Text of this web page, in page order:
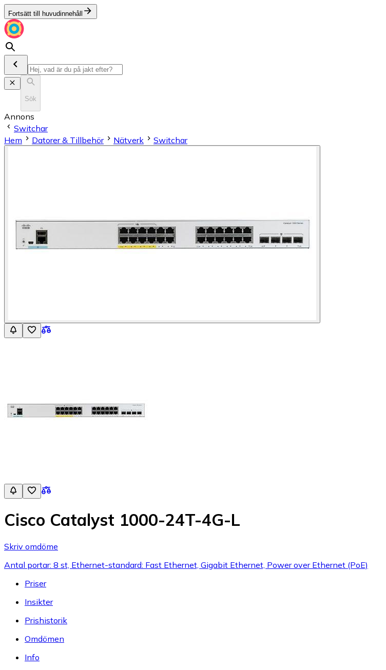
Fortsätt till huvudinnehåll
Sök
Annons
Switchar
Hem
Datorer & Tillbehör Nätverk Switchar
Cisco Catalyst 1000-24T-4G-L
Skriv omdöme
Antal portar: 8 st, Ethernet-standard: Fast Ethernet, Gigabit Ethernet, Power over Ethernet (PoE)
Priser
Insikter
Prishistorik
Omdömen
Info